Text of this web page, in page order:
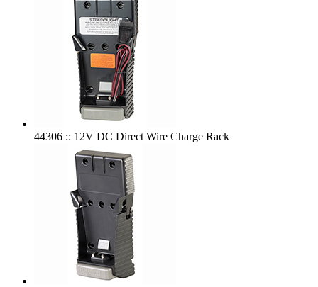
44306 :: 12V DC Direct Wire Charge Rack